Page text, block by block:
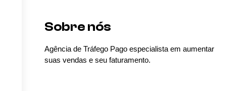
Sobre nós
Agência de Tráfego Pago especialista em aumentar
suas vendas e seu faturamento.